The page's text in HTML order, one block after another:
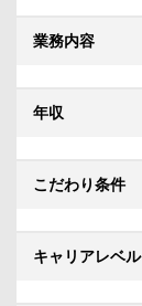
業務内容
年収
こだわり条件
キャリアレベル